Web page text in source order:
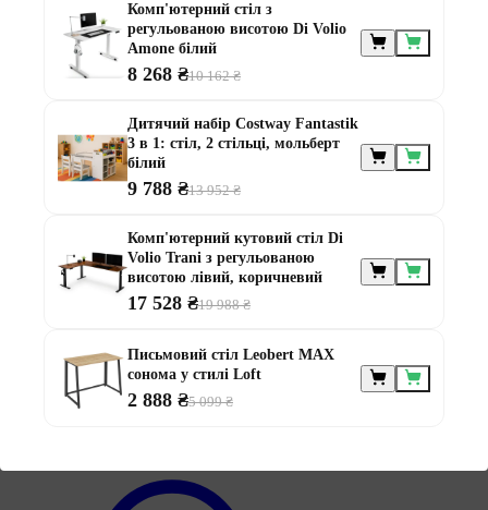
призначенням
Меблі для альтанки
Меблі для дачі
Меблі для тераси
Модульні меблі з ротанга
Ротангові меблі
Комп'ютерний стіл з
регульованою висотою Di Volio
Amone білий
8 268 ₴10 162 ₴
Дитячий набір Costway Fantastik
3 в 1: стіл, 2 стільці, мольберт
білий
9 788 ₴13 952 ₴
Комп'ютерний кутовий стіл Di
Volio Trani з регульованою
висотою лівий, коричневий
17 528 ₴19 988 ₴
Письмовий стіл Leobert MAX
сонома у стилі Loft
2 888 ₴5 099 ₴